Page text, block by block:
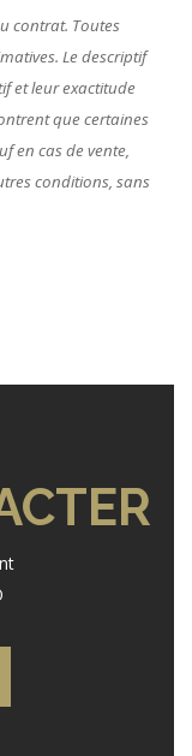
contrat. Toutes
Le descriptif
et leur exactitude
que certaines
en cas de vente,
conditions, sans